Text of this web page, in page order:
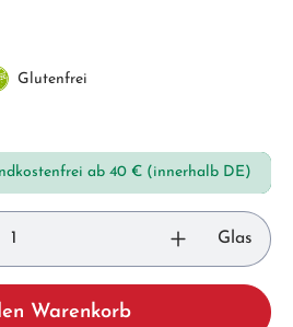
Glutenfrei
ab 40 € (innerhalb DE)
Glas
Warenkorb